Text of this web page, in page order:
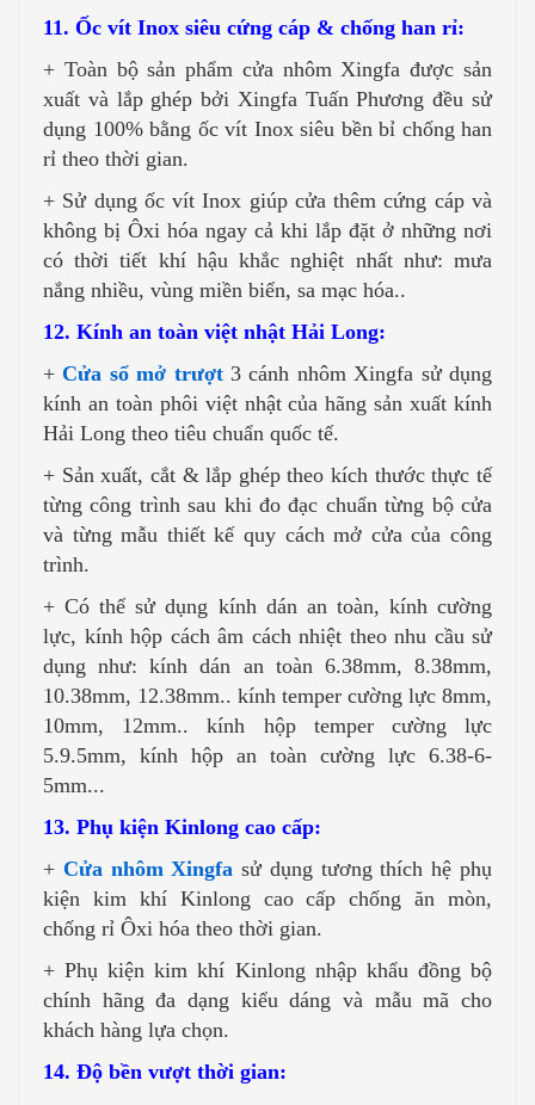
11. Ốc vít Inox siêu cứng cáp & chống han rỉ:
+ Toàn bộ sản phẩm cửa nhôm Xingfa được sản
xuất và lắp ghép bởi Xingfa Tuấn Phương đều sử
dụng 100% bằng ốc vít Inox siêu bền bỉ chống han
rỉ theo thời gian.
+ Sử dụng ốc vít Inox giúp cửa thêm cứng cáp và
không bị Ôxi hóa ngay cả khi lắp đặt ở những nơi
có thời tiết khí hậu khắc nghiệt nhất như: mưa
nắng nhiều, vùng miền biển, sa mạc hóa..
12. Kính an toàn việt nhật Hải Long:
+ Cửa sổ mở trượt3 cánh nhôm Xingfa sử dụng
kính an toàn phôi việt nhật của hãng sản xuất kính
Hải Long theo tiêu chuẩn quốc tế.
+ Sản xuất, cắt & lắp ghép theo kích thước thực tế
từng công trình sau khi đo đạc chuẩn từng bộ cửa
và từng mẫu thiết kế quy cách mở cửa của công
trình.
+ Có thể sử dụng kính dán an toàn, kính cường
lực, kính hộp cách âm cách nhiệt theo nhu cầu sử
dụng như: kính dán an toàn 6.38mm, 8.38mm,
10.38mm, 12.38mm.. kính temper cường lực 8mm,
10mm, 12mm.. kính hộp temper cường lực
5.9.5mm, kính hộp an toàn cường lực 6.38-6-
5mm...
13. Phụ kiện Kinlong cao cấp:
+ Cửa nhôm Xingfa sử dụng tương thích hệ phụ
kiện kim khí Kinlong cao cấp chống ăn mòn,
chống rỉ Ôxi hóa theo thời gian.
+ Phụ kiện kim khí Kinlong nhập khẩu đồng bộ
chính hãng đa dạng kiểu dáng và mẫu mã cho
khách hàng lựa chọn.
14. Độ bền vượt thời gian: